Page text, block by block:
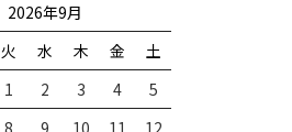
2026年9月
火 水 木 金
土
1
2 3 4
5
8 9 10 11
12